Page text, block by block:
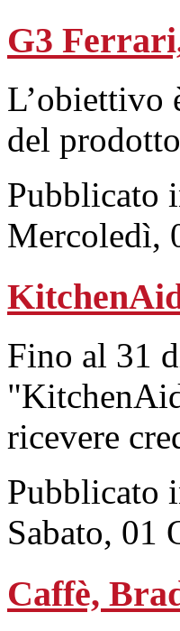
G3
L’obiettivo
del
Pubblicato
Mercoledì,
Fino al 31
ricevere
Pubblicato
Sabato, 01
Caffè,